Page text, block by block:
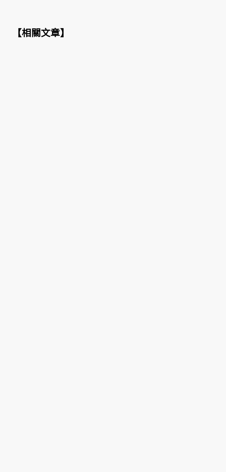
【相關文章】